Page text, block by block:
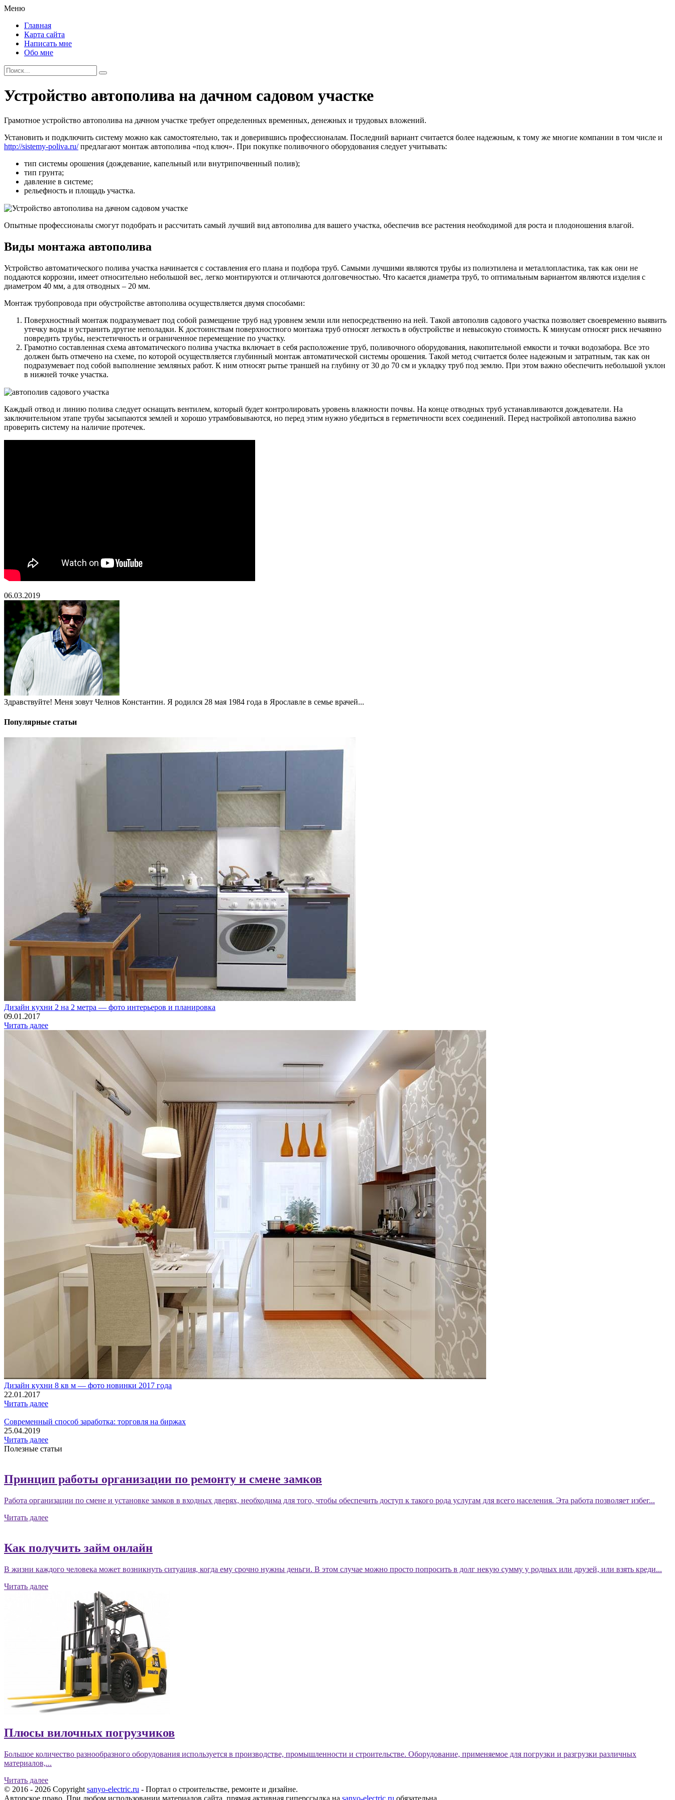
Меню
Главная
Карта сайта
Написать мне
Обо мне
Устройство автополива на дачном садовом участке
Грамотное устройство автополива на дачном участке требует определенных временных, денежных и трудовых вложений.
Установить и подключить систему можно как самостоятельно, так и доверившись профессионалам. Последний вариант считается более надежным, к тому же многие компании в том числе и
http://sistemy-poliva.ru/предлагают монтаж автополива «под ключ». При покупке поливочного оборудования следует учитывать:
тип системы орошения (дождевание, капельный или внутрипочвенный полив);
тип грунта;
давление в системе;
рельефность и площадь участка.
Опытные профессионалы смогут подобрать и рассчитать самый лучший вид автополива для вашего участка, обеспечив все растения необходимой для роста и плодоношения влагой.
Виды монтажа автополива
Устройство автоматического полива участка начинается с составления его плана и подбора труб. Самыми лучшими являются трубы из полиэтилена и металлопластика, так как они не
поддаются коррозии, имеет относительно небольшой вес, легко монтируются и отличаются долговечностью. Что касается диаметра труб, то оптимальным вариантом являются изделия с
диаметром 40 мм, а для отводных – 20 мм.
Монтаж трубопровода при обустройстве автополива осуществляется двумя способами:
Поверхностный монтаж подразумевает под собой размещение труб над уровнем земли или непосредственно на ней. Такой автополив садового участка позволяет своевременно выявить
утечку воды и устранить другие неполадки. К достоинствам поверхностного монтажа труб относят легкость в обустройстве и невысокую стоимость. К минусам относят риск нечаянно
повредить трубы, неэстетичность и ограниченное перемещение по участку.
Грамотно составленная схема автоматического полива участка включает в себя расположение труб, поливочного оборудования, накопительной емкости и точки водозабора. Все это
должен быть отмечено на схеме, по которой осуществляется глубинный монтаж автоматической системы орошения. Такой метод считается более надежным и затратным, так как он
подразумевает под собой выполнение земляных работ. К ним относят рытье траншей на глубину от 30 до 70 см и укладку труб под землю. При этом важно обеспечить небольшой уклон
в нижней точке участка.
Каждый отвод и линию полива следует оснащать вентилем, который будет контролировать уровень влажности почвы. На конце отводных труб устанавливаются дождеватели. На
заключительном этапе трубы засыпаются землей и хорошо утрамбовываются, но перед этим нужно убедиться в герметичности всех соединений. Перед настройкой автополива важно
проверить систему на наличие протечек.
06.03.2019
Здравствуйте! Меня зовут Челнов Константин. Я родился 28 мая 1984 года в Ярославле в семье врачей...
Популярные статьи
Дизайн кухни 2 на 2 метра — фото интерьеров и планировка
09.01.2017
Читать далее
Дизайн кухни 8 кв м — фото новинки 2017 года
22.01.2017
Читать далее
Современный способ заработка: торговля на биржах
25.04.2019
Читать далее
Полезные статьи
Принцип работы организации по ремонту и смене замков
Работа организации по смене и установке замков в входных дверях, необходима для того, чтобы обеспечить доступ к такого рода услугам для всего населения. Эта работа позволяет избег...
Читать далее
Как получить займ онлайн
В жизни каждого человека может возникнуть ситуация, когда ему срочно нужны деньги. В этом случае можно просто попросить в долг некую сумму у родных или друзей, или взять креди...
Читать далее
Плюсы вилочных погрузчиков
Большое количество разнообразного оборудования используется в производстве, промышленности и строительстве. Оборудование, применяемое для погрузки и разгрузки различных
материалов,...
Читать далее
© 2016 - 2026 Copyright sanyo-electric.ru - Портал о строительстве, ремонте и дизайне.